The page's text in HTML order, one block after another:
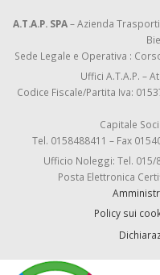
A.T.A.P. SPA– Azienda
Sede Legale e Operativa :
Uffici A.T.A.P. –
Codice Fiscale/Partita Iva:
Capitale
Tel. 0158488411 – Fax
Ufficio Noleggi: Tel. 015/
Posta Elettronica
Policy sui